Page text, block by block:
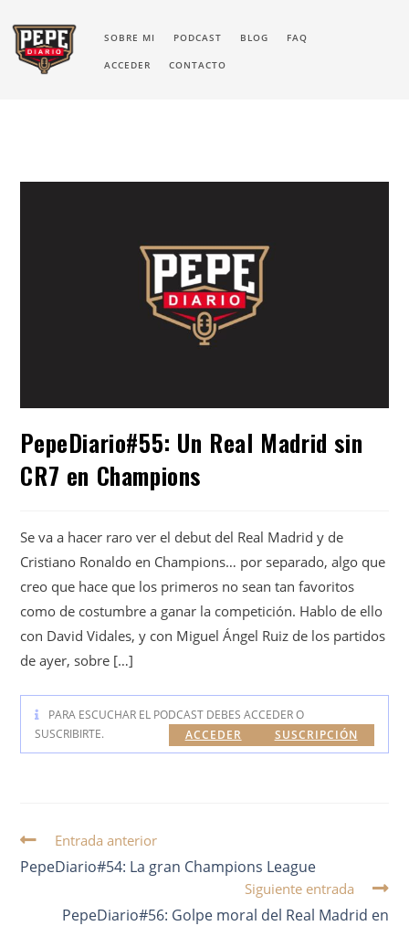
SOBRE MI PODCAST BLOG FAQ
ACCEDER CONTACTO
PepeDiario#55: Un Real Madrid sin
CR7 en Champions
Se va a hacer raro ver el debut del Real Madrid y de
Cristiano Ronaldo en Champions… por separado, algo que
creo que hace que los primeros no sean tan favoritos
como de costumbre a ganar la competición. Hablo de ello
con David Vidales, y con Miguel Ángel Ruiz de los partidos
de ayer, sobre […]
PARA ESCUCHAR EL PODCAST DEBES ACCEDER O
SUSCRIBIRTE.
SUSCRIPCIÓN
ACCEDER
Entrada anterior
PepeDiario#54: La gran Champions League
Siguiente entrada
PepeDiario#56: Golpe moral del Real Madrid en